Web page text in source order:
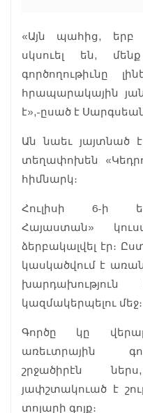
«Այն պահից, երբ
սկսուել են,
գործողութիւնը
հրապարակային
է»,-ըսած է
Ան նաեւ յայտնած
տեղափոխեն
հիմնարկ։
Հուլիսի 6-ի
Հայաստան»
ձերբակալվել էր։
կասկածվում է
կազմակերպելու մեջ։
Գործը կը
առեւտրային
շրջածիրէն
յափշտակուած է
տոլարի գոյք։